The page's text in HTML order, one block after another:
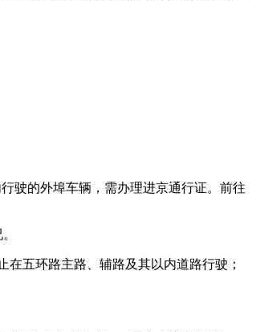
驶的外埠车辆，需办理进京通行证。前往
在五环路主路、辅路及其以内道路行驶；